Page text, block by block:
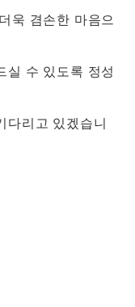
욱 겸손한 마음으
실 수 있도록 정성
다리고 있겠습니